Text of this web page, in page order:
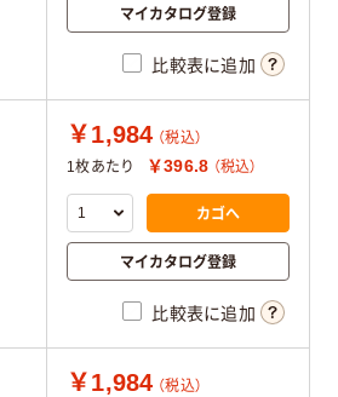
マイカタログ登録
比較表に追加
￥1,984 （税込）
1枚あたり
￥396.8 （税込）
カゴへ
マイカタログ登録
比較表に追加
￥1,984 （税込）